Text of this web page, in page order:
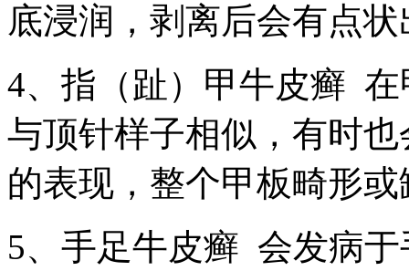
底浸润，剥离后会有点
4、指（趾）甲牛皮癣
与顶针样子相似，有时
的表现，整个甲板畸形
5、手足牛皮癣 会发病